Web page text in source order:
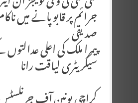
جرائم پر قابو پانے میں
صدیقی
پیمرا ملک کی اعلی
سیکریٹری لیاقت رانا